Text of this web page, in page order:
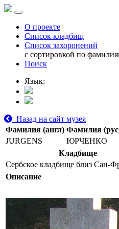
О проекте
Список кладбищ
Список захоронений
с сортировкой по
Поиск
Язык:
Назад на сайт музея
Фамилия (англ) Фамилия
JURGENS
ЮРЧЕНКО
Кладбище
Сербское кладбище близ Сан-
Описание